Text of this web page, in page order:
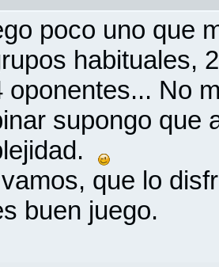
poco uno que
habituales,
oponentes... No
supongo que
que lo
buen juego.